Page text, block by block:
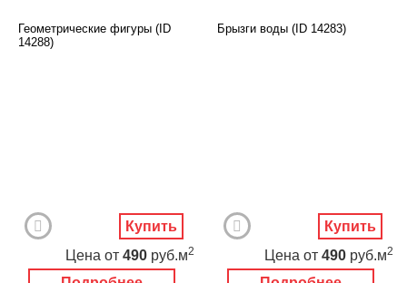
Геометрические фигуры (ID
14288)
Цена от 490 руб.м2
Купить
Брызги воды (ID 14283)
Цена от 490 руб.м2
Купить